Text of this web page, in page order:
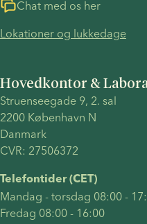
Hovedkontor &
Struenseegade 9, 2. sal
2200 København N
Danmark
CVR: 27506372
Telefontider (CET)
Mandag - torsdag 08:00 -
Fredag 08:00 - 16:00
Chat med os her
Lokationer og lukkedage